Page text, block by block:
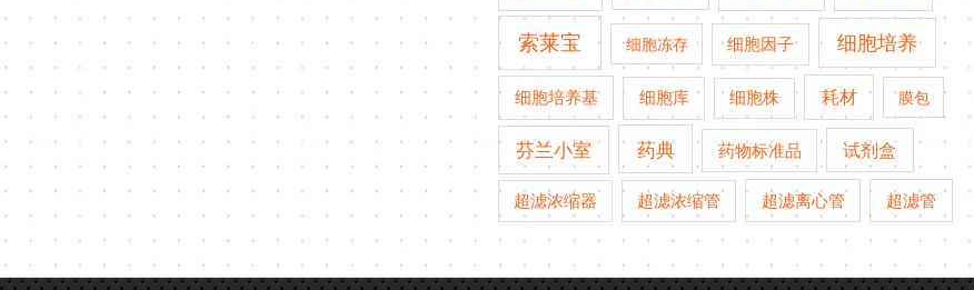
索莱宝 细胞冻存 细胞因子 细胞培养
细胞培养基 细胞库 细胞株 耗材 膜包
芬兰小室 药典 药物标准品 试剂盒
超滤浓缩器 超滤浓缩管 超滤离心管 超滤管